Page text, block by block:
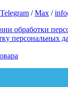
Telegram /Max /
обработки
персональных